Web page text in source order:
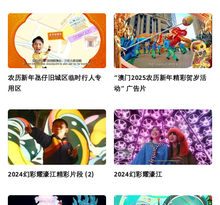
农历新年氹仔旧城区临时行人专
用区
“澳门2025农历新年精彩贺岁活
动” 广告片
2024幻彩耀濠江精彩片段 (2) 2024幻彩耀濠江